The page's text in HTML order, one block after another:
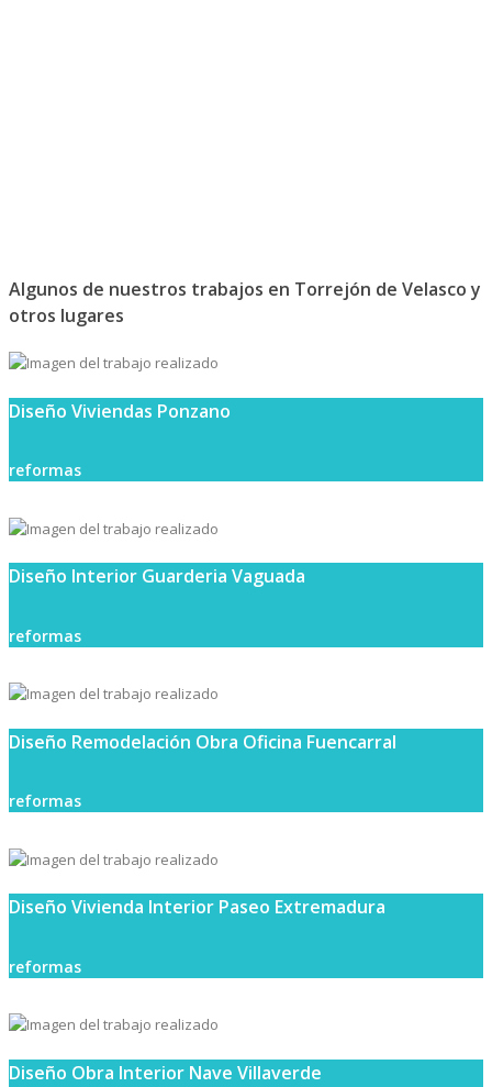
Algunos de nuestros trabajos en Torrejón de Velasco y
otros lugares
Diseño Viviendas Ponzano
reformas
Diseño Interior Guarderia Vaguada
reformas
Diseño Remodelación Obra Oficina Fuencarral
reformas
Diseño Vivienda Interior Paseo Extremadura
reformas
Diseño Obra Interior Nave Villaverde